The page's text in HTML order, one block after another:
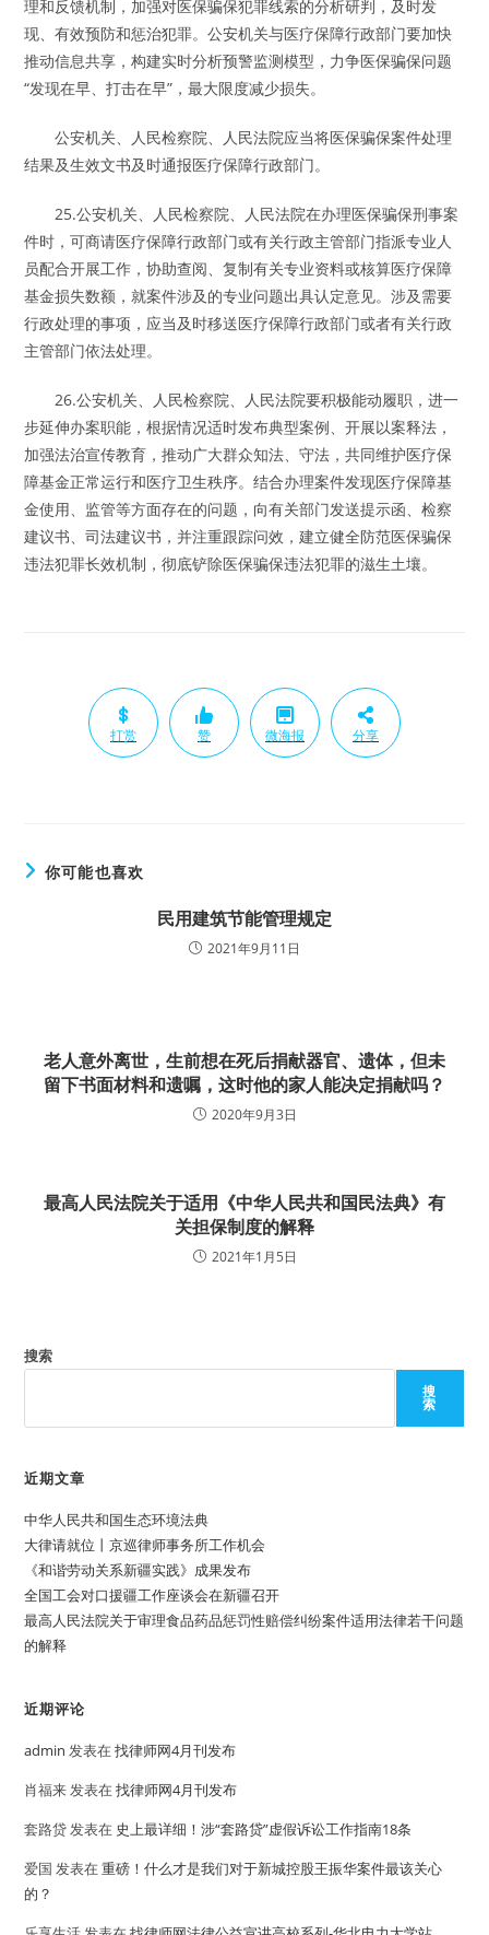
理和反馈机制，加强对医保骗保犯罪线索的分析研判，及时发
现、有效预防和惩治犯罪。公安机关与医疗保障行政部门要加快
推动信息共享，构建实时分析预警监测模型，力争医保骗保问题
“发现在早、打击在早”，最大限度减少损失。
公安机关、人民检察院、人民法院应当将医保骗保案件处理
结果及生效文书及时通报医疗保障行政部门。
25.公安机关、人民检察院、人民法院在办理医保骗保刑事案
件时，可商请医疗保障行政部门或有关行政主管部门指派专业人
员配合开展工作，协助查阅、复制有关专业资料或核算医疗保障
基金损失数额，就案件涉及的专业问题出具认定意见。涉及需要
行政处理的事项，应当及时移送医疗保障行政部门或者有关行政
主管部门依法处理。
26.公安机关、人民检察院、人民法院要积极能动履职，进一
步延伸办案职能，根据情况适时发布典型案例、开展以案释法，
加强法治宣传教育，推动广大群众知法、守法，共同维护医疗保
障基金正常运行和医疗卫生秩序。结合办理案件发现医疗保障基
金使用、监管等方面存在的问题，向有关部门发送提示函、检察
建议书、司法建议书，并注重跟踪问效，建立健全防范医保骗保
违法犯罪长效机制，彻底铲除医保骗保违法犯罪的滋生土壤。
打赏 赞 微海报 分享
你可能也喜欢
民用建筑节能管理规定
2021年9月11日
老人意外离世，生前想在死后捐献器官、遗体，但未
留下书面材料和遗嘱，这时他的家人能决定捐献吗？
2020年9月3日
最高人民法院关于适用《中华人民共和国民法典》有
关担保制度的解释
2021年1月5日
搜索
搜
索
近期文章
中华人民共和国生态环境法典
大律请就位丨京巡律师事务所工作机会
《和谐劳动关系新疆实践》成果发布
全国工会对口援疆工作座谈会在新疆召开
最高人民法院关于审理食品药品惩罚性赔偿纠纷案件适用法律若干问题
的解释
近期评论
admin 发表在找律师网4月刊发布
肖福来发表在找律师网4月刊发布
套路贷发表在 史上最详细！涉“套路贷”虚假诉讼工作指南18条
爱国 发表在重磅！什么才是我们对于新城控股王振华案件最该关心
的？